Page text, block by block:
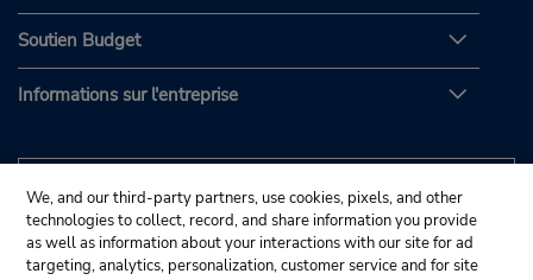
Soutien Budget
Informations sur l'entreprise
We, and our third-party partners, use cookies, pixels, and other
technologies to collect, record, and share information you provide
as well as information about your interactions with our site for ad
targeting, analytics, personalization, customer service and for site